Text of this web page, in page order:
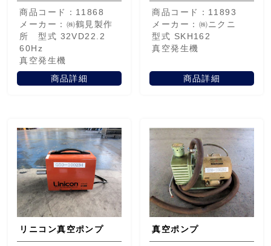
商品コード：11868
メーカー：㈱鶴見製作
所 型式 32VD22.2
60Hz
真空発生機
商品詳細
商品コード：11893
メーカー：㈱ニクニ
型式 SKH162
真空発生機
商品詳細
リニコン真空ポンプ 真空ポンプ